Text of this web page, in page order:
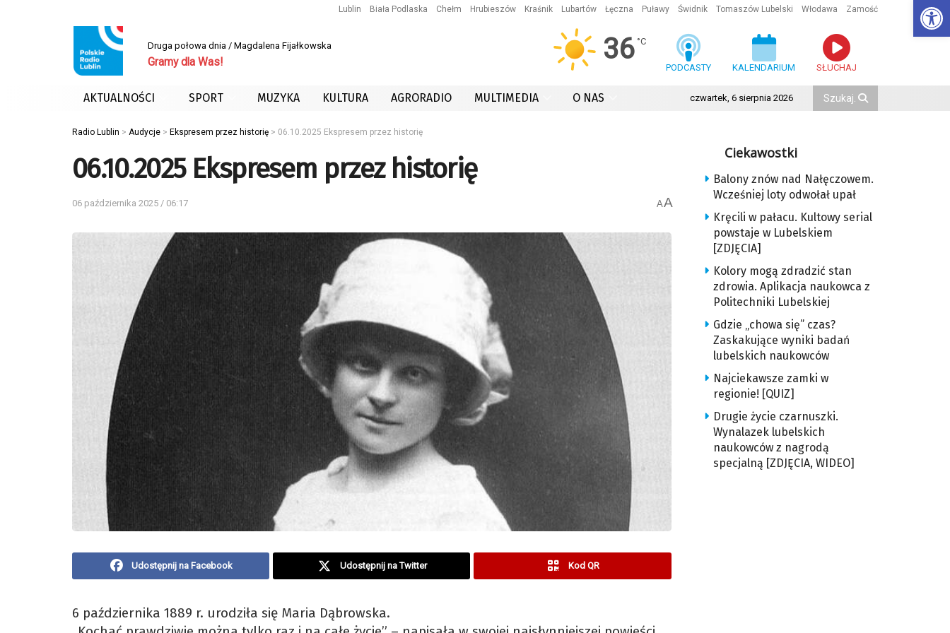
Lublin Biała Podlaska Chełm Hrubieszów Kraśnik Lubartów Łęczna Puławy Świdnik Tomaszów Lubelski Włodawa Zamość
Druga połowa dnia / Magdalena Fijałkowska
Gramy dla Was! 36 °C
PODCASTY KALENDARIUM SŁUCHAJ
AKTUALNOŚCI SPORT MUZYKA KULTURA AGRORADIO MULTIMEDIA O NAS czwartek, 6 sierpnia 2026
Radio Lublin > Audycje > Ekspresem przez historię > 06.10.2025 Ekspresem przez historię
06.10.2025 Ekspresem przez historię
06 października 2025 / 06:17 AA
Udostępnij na Facebook Udostępnij na Twitter Kod QR
6 października 1889 r. urodziła się Maria Dąbrowska.
Ciekawostki
Balony znów nad Nałęczowem.
Wcześniej loty odwołał upał
Kręcili w pałacu. Kultowy serial
powstaje w Lubelskiem
[ZDJĘCIA]
Kolory mogą zdradzić stan
zdrowia. Aplikacja naukowca z
Politechniki Lubelskiej
Gdzie „chowa się” czas?
Zaskakujące wyniki badań
lubelskich naukowców
Najciekawsze zamki w
regionie! [QUIZ]
Drugie życie czarnuszki.
Wynalazek lubelskich
naukowców z nagrodą
specjalną [ZDJĘCIA, WIDEO]